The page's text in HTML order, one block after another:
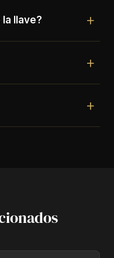
llave?